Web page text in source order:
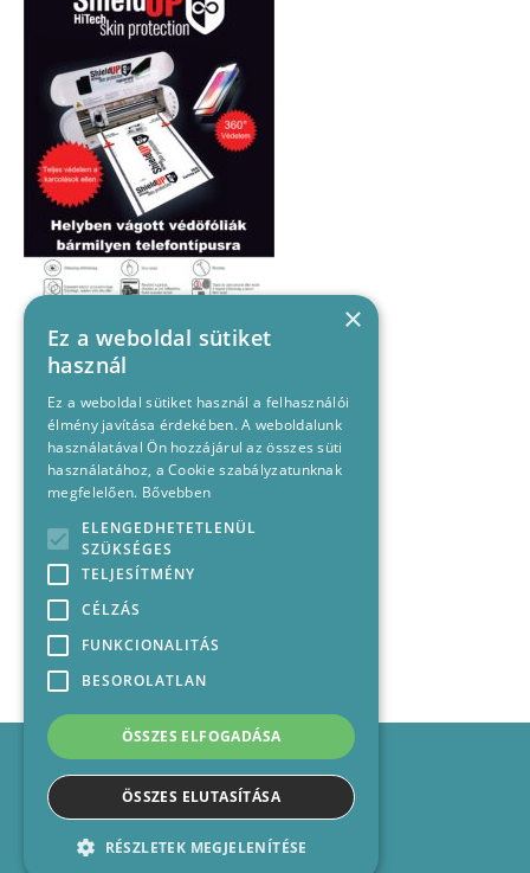
Impresszum
Médiajánlat
Felhasználási feltételek
Kapcsolat
×
Ez a weboldal sütiket
használ
Ez a weboldal sütiket használ a felhasználói
élmény javítása érdekében. A weboldalunk
használatával Ön hozzájárul az összes süti
használatához, a Cookie szabályzatunknak
megfelelően. Bővebben
ELENGEDHETETLENÜL
SZÜKSÉGES
TELJESÍTMÉNY
CÉLZÁS
FUNKCIONALITÁS
BESOROLATLAN
ÖSSZES ELFOGADÁSA
ÖSSZES ELUTASÍTÁSA
RÉSZLETEK MEGJELENÍTÉSE